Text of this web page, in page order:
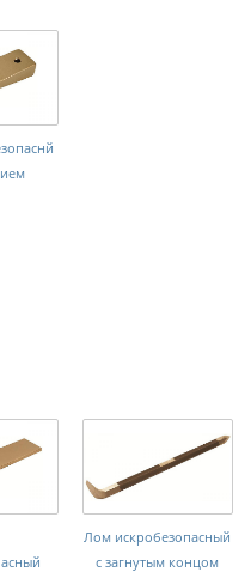
Лом искробезопасный
с загнутым концом